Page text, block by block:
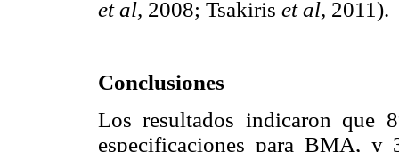
et al, 2008; Tsakiris et al, 2011).
Conclusiones
Los resultados indicaron que
especificaciones para BMA,